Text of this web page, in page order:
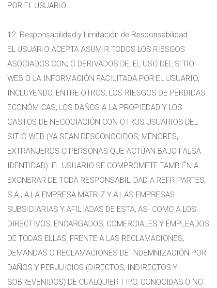
POR EL USUARIO.
12. Responsabilidad y Limitación de Responsabilidad.
EL USUARIO ACEPTA ASUMIR TODOS LOS RIESGOS
ASOCIADOS CON, O DERIVADOS DE, EL USO DEL SITIO
WEB O LA INFORMACIÓN FACILITADA POR EL USUARIO,
INCLUYENDO, ENTRE OTROS, LOS RIESGOS DE PÉRDIDAS
ECONÓMICAS, LOS DAÑOS A LA PROPIEDAD Y LOS
GASTOS DE NEGOCIACIÓN CON OTROS USUARIOS DEL
SITIO WEB (YA SEAN DESCONOCIDOS, MENORES,
EXTRANJEROS O PERSONAS QUE ACTÚAN BAJO FALSA
IDENTIDAD). EL USUARIO SE COMPROMETE TAMBIÉN A
EXONERAR DE TODA RESPONSABILIDAD A REFRIPARTES,
S.A., A LA EMPRESA MATRIZ Y A LAS EMPRESAS
SUBSIDIARIAS Y AFILIADAS DE ESTA, ASÍ COMO A LOS
DIRECTIVOS, ENCARGADOS, COMERCIALES Y EMPLEADOS
DE TODAS ELLAS, FRENTE A LAS RECLAMACIONES,
DEMANDAS O RECLAMACIONES DE INDEMNIZACIÓN POR
DAÑOS Y PERJUICIOS (DIRECTOS, INDIRECTOS Y
SOBREVENIDOS) DE CUALQUIER TIPO, CONOCIDAS O NO,